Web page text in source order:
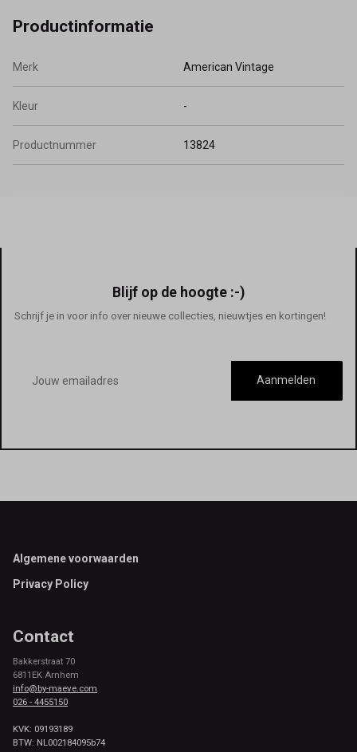
Productinformatie
Merk American Vintage
Kleur -
Productnummer 13824
Blijf op de hoogte :-)
Schrijf je in voor info over nieuwe collecties, nieuwtjes en kortingen!
mailadres
Aanmelden
Footer
Algemene voorwaarden
Privacy Policy
Contact
Bakkerstraat 70
6811EK Arnhem
info@by-maeve.com
026 - 4455150
KVK: 09193189
BTW: NL002184095b74